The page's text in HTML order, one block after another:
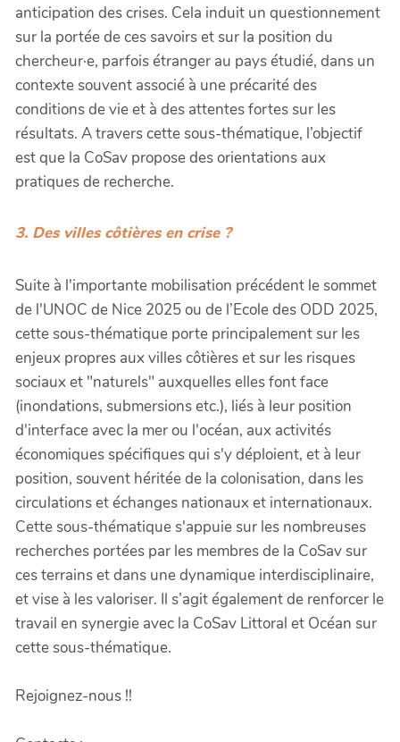
anticipation des crises. Cela induit un questionnement
sur la portée de ces savoirs et sur la position du
chercheur·e, parfois étranger au pays étudié, dans un
contexte souvent associé à une précarité des
conditions de vie et à des attentes fortes sur les
résultats. A travers cette sous-thématique, l’objectif
est que la CoSav propose des orientations aux
pratiques de recherche.
3. Des villes côtières en crise ?
Suite à l'importante mobilisation précédent le sommet
de l'UNOC de Nice 2025 ou de l’Ecole des ODD 2025,
cette sous-thématique porte principalement sur les
enjeux propres aux villes côtières et sur les risques
sociaux et "naturels" auxquelles elles font face
(inondations, submersions etc.), liés à leur position
d'interface avec la mer ou l'océan, aux activités
économiques spécifiques qui s'y déploient, et à leur
position, souvent héritée de la colonisation, dans les
circulations et échanges nationaux et internationaux.
Cette sous-thématique s'appuie sur les nombreuses
recherches portées par les membres de la CoSav sur
ces terrains et dans une dynamique interdisciplinaire,
et vise à les valoriser. Il s’agit également de renforcer le
travail en synergie avec la CoSav Littoral et Océan sur
cette sous-thématique.
Rejoignez-nous !!